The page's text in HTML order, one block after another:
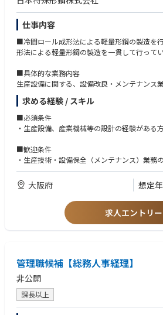
・仮設事務所建方
・客先、施工業者打合せ・交渉
・追加工事の予測、リスク管理（設計変更対
・安全衛生管理
・工事審査会
・新規入場者教育・業者教育
・現場パトロール
・安全大会
・集合教育災害防止協議会
・環境ISO
・工事全体の進捗確認、工程調整
・日々の作業・安全指示書
・品質管理
・工事全体の施工報告確認、立会確認
・品質ISO
・CS/CE分析
■その他概要
・担当案件：官公庁案件及び民間案件
・設備内容：ポンプ、破砕機、汚泥掻寄機、
殿槽など
・案件規模：1億円～5億円
仕事内容
■冷間ロール成形法による軽量形鋼の製造を
形法による軽量形鋼の製造を一貫して行ってい
■具体的な業務内容
生産設備に関する、設備改良・メンテナンス
げの業務をお任せします。
経験を積んでいただきながら、将来的に新規
次世代の技師長としての活躍を期待しておりま
求める経験 / スキル
■必須条件
・生産設備、産業機械等の設計の経験がある
■歓迎条件
・生産技術・設備保全（メンテナンス）業務
・電気設備に関する知識をお持ちの方
大阪府 想定
求人エントリー
管理職候補【総務人事経理】
非公開
課長以上